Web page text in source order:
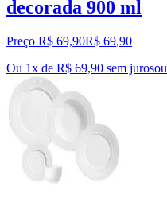
decorada 900 ml
Preço R$ 69,90R$ 69,90
Ou 1x de R$ 69,90 sem jurosou